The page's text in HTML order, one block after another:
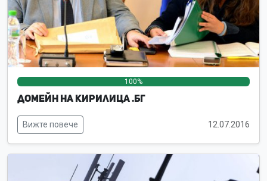
100%
Домейн на кирилица .бг
Вижте повече 12.07.2016